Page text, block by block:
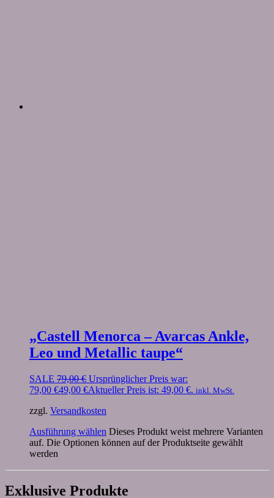
„Castell Menorca – Avarcas Ankle,
Leo und Metallic taupe“
SALE 79,00€ Ursprünglicher Preis war:
79,00 €49,00 €Aktueller Preis ist: 49,00 €. inkl. MwSt.
zzgl. Versandkosten
Ausführung wählen Dieses Produkt weist mehrere Varianten
auf. Die Optionen können auf der Produktseite gewählt
werden
Exklusive Produkte